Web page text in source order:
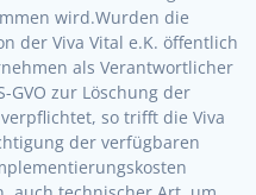
wird.Wurden die
der Viva Vital e.K. öffentlich
als Verantwortlicher
GVO zur Löschung der
so trifft die Viva
der verfügbaren